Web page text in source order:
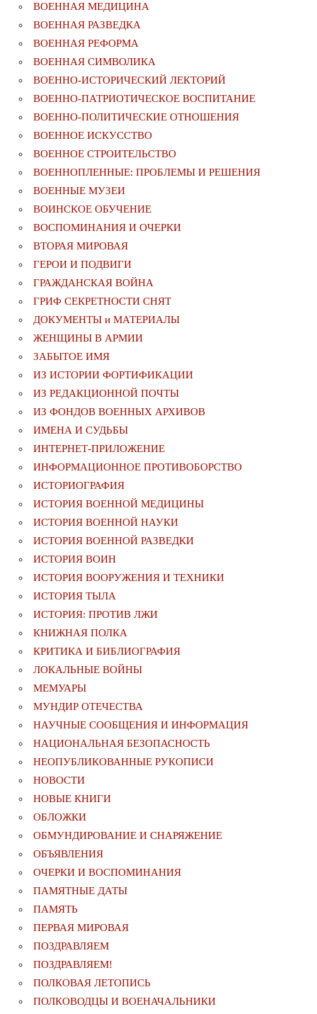
ВОЕННАЯ МЕДИЦИНА
ВОЕННАЯ РАЗВЕДКА
ВОЕННАЯ РЕФОРМА
ВОЕННАЯ СИМВОЛИКА
ВОЕННО-ИСТОРИЧЕСКИЙ ЛЕКТОРИЙ
ВОЕННО-ПАТРИОТИЧЕСКОЕ ВОСПИТАНИЕ
ВОЕННО-ПОЛИТИЧЕСКИE ОТНОШЕНИЯ
ВОЕННОЕ ИСКУССТВО
ВОЕННОЕ СТРОИТЕЛЬСТВО
ВОЕННОПЛЕННЫЕ: ПРОБЛЕМЫ И РЕШЕНИЯ
ВОЕННЫЕ МУЗЕИ
ВОИНСКОЕ ОБУЧЕНИЕ
ВОСПОМИНАНИЯ И ОЧЕРКИ
ВТОРАЯ МИРОВАЯ
ГЕРОИ И ПОДВИГИ
ГРАЖДАНСКАЯ ВОЙНА
ГРИФ СЕКРЕТНОСТИ СНЯТ
ДОКУМЕНТЫ и МАТЕРИАЛЫ
ЖЕНЩИНЫ В АРМИИ
ЗАБЫТОЕ ИМЯ
ИЗ ИСТОРИИ ФОРТИФИКАЦИИ
ИЗ РЕДАКЦИОННОЙ ПОЧТЫ
ИЗ ФОНДОВ ВОЕННЫХ АРХИВОВ
ИМЕНА И СУДЬБЫ
ИНТЕРНЕТ-ПРИЛОЖЕНИЕ
ИНФОРМАЦИОННОЕ ПРОТИВОБОРСТВО
ИСТОРИОГРАФИЯ
ИСТОРИЯ ВОЕННОЙ МЕДИЦИНЫ
ИСТОРИЯ ВОЕННОЙ НАУКИ
ИСТОРИЯ ВОЕННОЙ РАЗВЕДКИ
ИСТОРИЯ ВОИН
ИСТОРИЯ ВООРУЖЕНИЯ И ТЕХНИКИ
ИСТОРИЯ ТЫЛА
ИСТОРИЯ: ПРОТИВ ЛЖИ
КНИЖНАЯ ПОЛКА
КРИТИКА И БИБЛИОГРАФИЯ
ЛОКАЛЬНЫЕ ВОЙНЫ
МЕМУАРЫ
МУНДИР ОТЕЧЕСТВА
НАУЧНЫЕ СООБЩЕНИЯ И ИНФОРМАЦИЯ
НАЦИОНАЛЬНАЯ БЕЗОПАСНОСТЬ
НЕОПУБЛИКОВАННЫЕ РУКОПИСИ
НОВОСТИ
НОВЫЕ КНИГИ
ОБЛОЖКИ
ОБМУНДИРОВАНИЕ И СНАРЯЖЕНИЕ
ОБЪЯВЛЕНИЯ
ОЧЕРКИ И ВОСПОМИНАНИЯ
ПАМЯТНЫЕ ДАТЫ
ПАМЯТЬ
ПЕРВАЯ МИРОВАЯ
ПОЗДРАВЛЯЕМ
ПОЗДРАВЛЯЕМ!
ПОЛКОВАЯ ЛЕТОПИСЬ
ПОЛКОВОДЦЫ И ВОЕНАЧАЛЬНИКИ